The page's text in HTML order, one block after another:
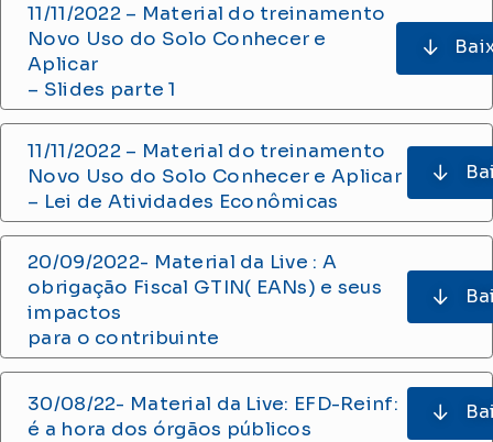
11/11/2022 – Material do treinamento
Novo Uso do Solo Conhecer e
Aplicar
– Slides parte 1
11/11/2022 – Material do treinamento
Novo Uso do Solo Conhecer e Aplicar
– Lei de Atividades Econômicas
20/09/2022- Material da Live : A
obrigação Fiscal GTIN( EANs) e seus
impactos
para o contribuinte
30/08/22- Material da Live: EFD-Reinf:
é a hora dos órgãos públicos